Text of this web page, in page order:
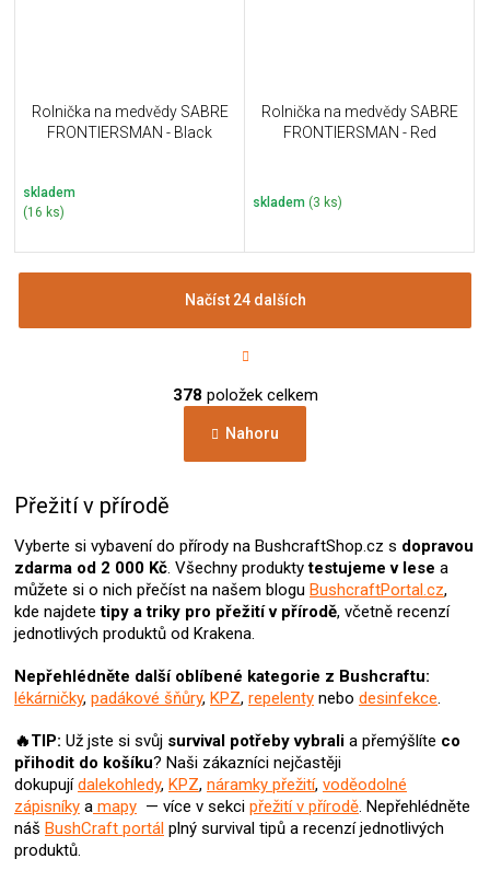
Rolnička na medvědy SABRE
FRONTIERSMAN - Black
skladem
(16 ks)
Rolnička na medvědy SABRE
FRONTIERSMAN - Red
skladem (3 ks)
v
á
d
p
r
v
k
y
v
ý
p
i
u
Načíst 24 dalších
t
á
n
k
v
378 položek celkem
Nahoru
Přežití v přírodě
Vyberte si vybavení do přírody na BushcraftShop.cz s dopravou
zdarma od 2 000 Kč. Všechny produktytestujeme v lese a
můžete si o nich přečíst na našem blogu BushcraftPortal.cz,
kde najdete tipy a triky pro přežití v přírodě, včetně recenzí
jednotlivých produktů od Krakena.
Nepřehlédněte další oblíbené kategorie z Bushcraftu:
lékárničky, padákové šňůry, KPZ, repelenty nebo desinfekce.
🔥TIP: Už jste si svůj survival potřebyvybrali a přemýšlíte co
přihodit do košíku? Naši zákazníci nejčastěji
dokupujídalekohledy, KPZ, náramky přežití, voděodolné
zápisníky a mapy — více v sekci přežití v přírodě. Nepřehlédněte
náš BushCraft portál plný survival tipů a recenzí jednotlivých
produktů.